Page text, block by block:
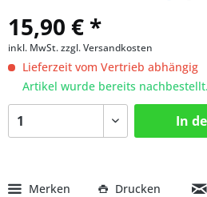
15,90 € *
inkl. MwSt.zzgl. Versandkosten
Lieferzeit vom Vertrieb abhängig
Artikel wurde bereits nachbestellt.
In
Merken Drucken